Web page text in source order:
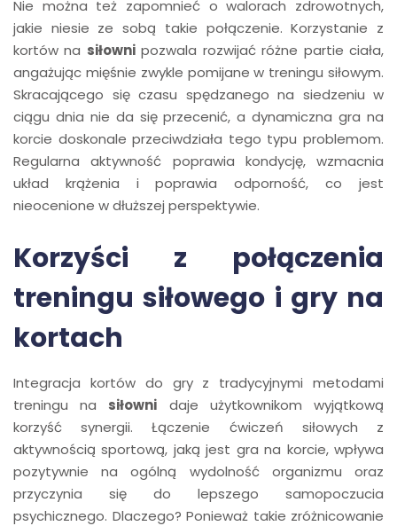
Nie można też zapomnieć o walorach zdrowotnych,
jakie niesie ze sobą takie połączenie. Korzystanie z
kortów na siłownipozwala rozwijać różne partie ciała,
angażując mięśnie zwykle pomijane w treningu siłowym.
Skracającego się czasu spędzanego na siedzeniu w
ciągu dnia nie da się przecenić, a dynamiczna gra na
korcie doskonale przeciwdziała tego typu problemom.
Regularna aktywność poprawia kondycję, wzmacnia
układ krążenia i poprawia odporność, co jest
nieocenione w dłuższej perspektywie.
Korzyści z połączenia
treningu siłowego i gry na
kortach
Integracja kortów do gry z tradycyjnymi metodami
treningu na siłowni daje użytkownikom wyjątkową
korzyść synergii. Łączenie ćwiczeń siłowych z
aktywnością sportową, jaką jest gra na korcie, wpływa
pozytywnie na ogólną wydolność organizmu oraz
przyczynia się do lepszego samopoczucia
psychicznego. Dlaczego? Ponieważ takie zróżnicowanie